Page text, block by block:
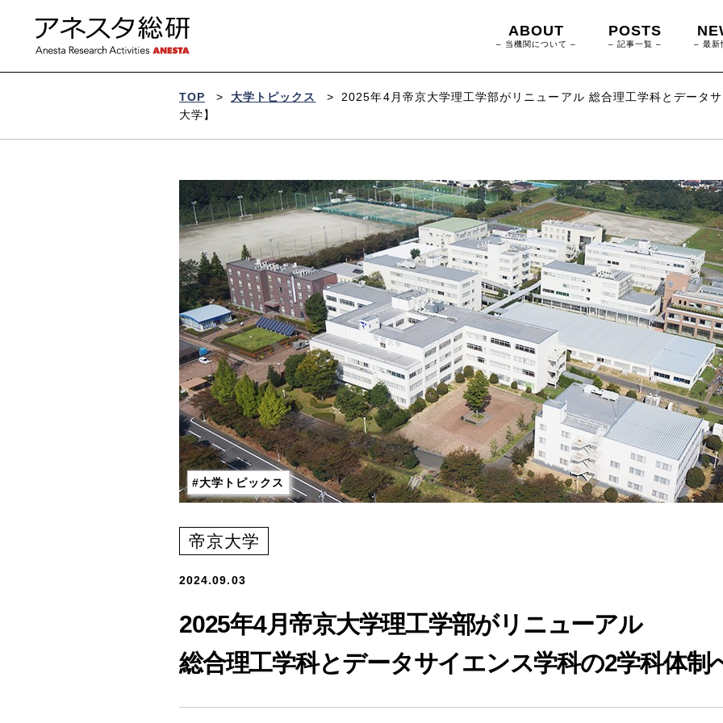
タ
ABOUT
– 当機関について –
POSTS
– 記事一覧 – – 最新
TOP > 大学トピックス >
2025年4月帝京大学理工学部がリニューアル 総合理工学科とデータ
大学】
大学トピックス
帝京大学
2024.09.03
2025年4月帝京大学理工学部がリニューアル
総合理工学科とデータサイエンス学科の2学科体制